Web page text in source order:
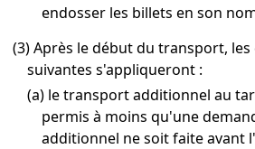
endosser les billets en son
(3) Après le début du transport,
suivantes s'appliqueront :
(a) le transport additionnel au
permis à moins qu'une
additionnel ne soit faite avant